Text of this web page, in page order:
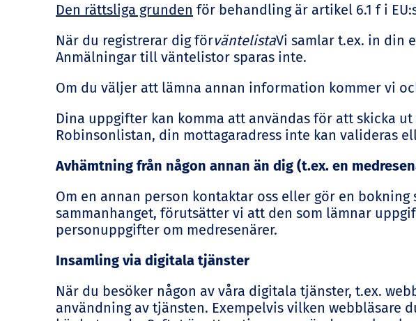
Den rättsliga grunden för behandling är artikel 6.1 f i
När du registrerar dig förväntelistaVi samlar t.ex. in din
Anmälningar till väntelistor sparas inte.
Om du väljer att lämna annan information kommer vi
Dina uppgifter kan komma att användas för att skicka
Robinsonlistan, din mottagaradress inte kan valideras
Avhämtning från någon annan än dig (t.ex. en
Om en annan person kontaktar oss eller gör en
sammanhanget, förutsätter vi att den som lämnar
personuppgifter om medresenärer.
Insamling via digitala tjänster
När du besöker någon av våra digitala tjänster, t.ex.
användning av tjänsten. Exempelvis vilken webbläsare